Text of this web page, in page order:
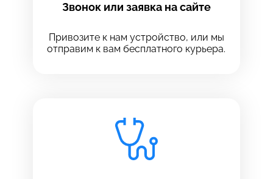
Звонок или заявка на сайте
Привозите к нам устройство, или мы
отправим к вам бесплатного курьера.
Выберите сервис
Выберите сервис